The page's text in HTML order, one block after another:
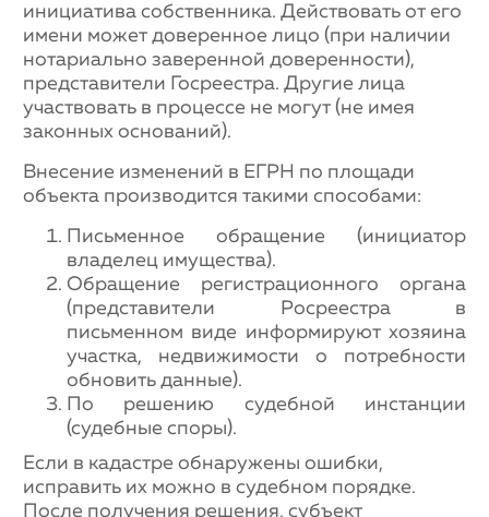
инициатива собственника. Действовать от его
имени может доверенное лицо (при наличии
нотариально заверенной доверенности),
представители Госреестра. Другие лица
участвовать в процессе не могут (не имея
законных оснований).
Внесение изменений в ЕГРН по площади
объекта производится такими способами:
Письменное обращение (инициатор
владелец имущества).
Обращение регистрационного органа
(представители Росреестра в
письменном виде информируют хозяина
участка, недвижимости о потребности
обновить данные).
По решению судебной инстанции
(судебные споры).
Если в кадастре обнаружены ошибки,
исправить их можно в судебном порядке.
После получения решения, субъект